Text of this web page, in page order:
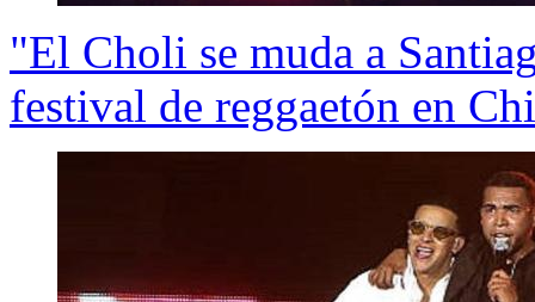
"El Choli se muda a
festival de reggaetón en